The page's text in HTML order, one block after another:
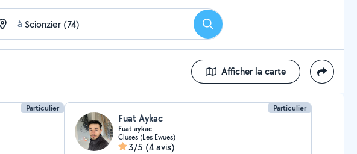
à Rechercher
Afficher la carte
Particulier Particulier
Fuat Aykac
Fuat aykac
Cluses (Les Ewues)
3/5 (4 avis)